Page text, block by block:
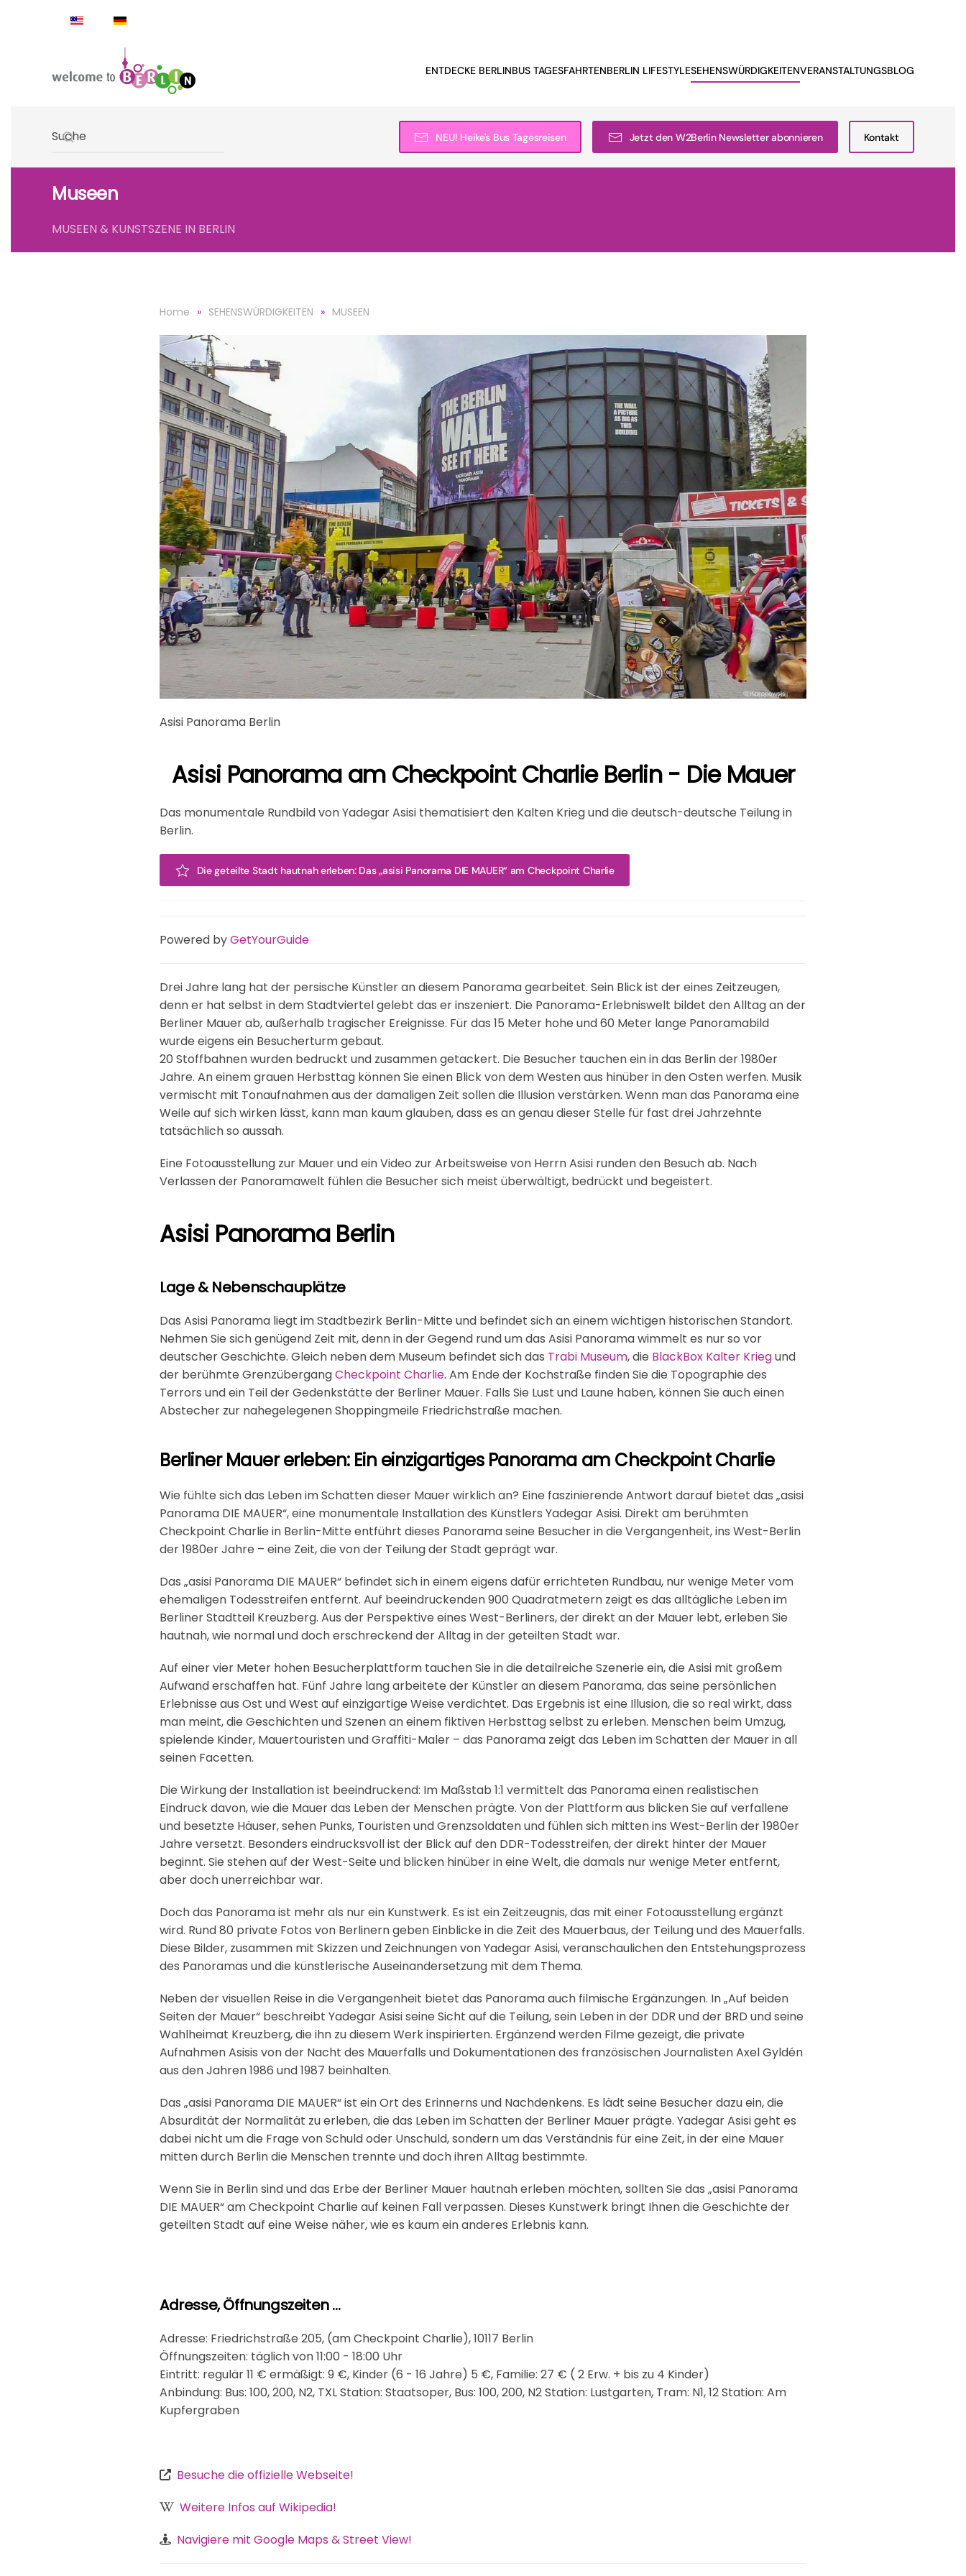
ENTDECKE BERLINBUS TAGESFAHRTENBERLIN LIFESTYLESEHENSWÜRDIGKEITENVERANSTALTUNGSBLOG
NEU! Heike's Bus Tagesreisen Jetzt den W2Berlin Newsletter abonnieren Kontakt
Museen
MUSEEN & KUNSTSZENE IN BERLIN
Home SEHENSWÜRDIGKEITEN MUSEEN
Asisi Panorama Berlin
Asisi Panorama am Checkpoint Charlie Berlin - Die Mauer
Das monumentale Rundbild von Yadegar Asisi thematisiert den Kalten Krieg und die deutsch-deutsche Teilung in
Berlin.
Die geteilte Stadt hautnah erleben: Das „asisi Panorama DIE MAUER“ am Checkpoint Charlie
Powered byGetYourGuide
Drei Jahre lang hat der persische Künstler an diesem Panorama gearbeitet. Sein Blick ist der eines Zeitzeugen,
denn er hat selbst in dem Stadtviertel gelebt das er inszeniert. Die Panorama-Erlebniswelt bildet den Alltag an der
Berliner Mauer ab, außerhalb tragischer Ereignisse. Für das 15 Meter hohe und 60 Meter lange Panoramabild
wurde eigens ein Besucherturm gebaut.
20 Stoffbahnen wurden bedruckt und zusammen getackert. Die Besucher tauchen ein in das Berlin der 1980er
Jahre. An einem grauen Herbsttag können Sie einen Blick von dem Westen aus hinüber in den Osten werfen. Musik
vermischt mit Tonaufnahmen aus der damaligen Zeit sollen die Illusion verstärken. Wenn man das Panorama eine
Weile auf sich wirken lässt, kann man kaum glauben, dass es an genau dieser Stelle für fast drei Jahrzehnte
tatsächlich so aussah.
Eine Fotoausstellung zur Mauer und ein Video zur Arbeitsweise von Herrn Asisi runden den Besuch ab. Nach
Verlassen der Panoramawelt fühlen die Besucher sich meist überwältigt, bedrückt und begeistert.
Asisi Panorama Berlin
Lage & Nebenschauplätze
Das Asisi Panorama liegt im Stadtbezirk Berlin-Mitte und befindet sich an einem wichtigen historischen Standort.
Nehmen Sie sich genügend Zeit mit, denn in der Gegend rund um das Asisi Panorama wimmelt es nur so vor
deutscher Geschichte. Gleich neben dem Museum befindet sich das Trabi Museum, die BlackBox Kalter Kriegund
der berühmte GrenzübergangCheckpoint Charlie. Am Ende der Kochstraße finden Sie die Topographie des
Terrors und ein Teil der Gedenkstätte der Berliner Mauer. Falls Sie Lust und Laune haben, können Sie auch einen
Abstecher zur nahegelegenen Shoppingmeile Friedrichstraße machen.
Berliner Mauer erleben: Ein einzigartiges Panorama am Checkpoint Charlie
Wie fühlte sich das Leben im Schatten dieser Mauer wirklich an? Eine faszinierende Antwort darauf bietet das „asisi
Panorama DIE MAUER“, eine monumentale Installation des Künstlers Yadegar Asisi. Direkt am berühmten
Checkpoint Charlie in Berlin-Mitte entführt dieses Panorama seine Besucher in die Vergangenheit, ins West-Berlin
der 1980er Jahre – eine Zeit, die von der Teilung der Stadt geprägt war.
Das „asisi Panorama DIE MAUER“ befindet sich in einem eigens dafür errichteten Rundbau, nur wenige Meter vom
ehemaligen Todesstreifen entfernt. Auf beeindruckenden 900 Quadratmetern zeigt es das alltägliche Leben im
Berliner Stadtteil Kreuzberg. Aus der Perspektive eines West-Berliners, der direkt an der Mauer lebt, erleben Sie
hautnah, wie normal und doch erschreckend der Alltag in der geteilten Stadt war.
Auf einer vier Meter hohen Besucherplattform tauchen Sie in die detailreiche Szenerie ein, die Asisi mit großem
Aufwand erschaffen hat. Fünf Jahre lang arbeitete der Künstler an diesem Panorama, das seine persönlichen
Erlebnisse aus Ost und West auf einzigartige Weise verdichtet. Das Ergebnis ist eine Illusion, die so real wirkt, dass
man meint, die Geschichten und Szenen an einem fiktiven Herbsttag selbst zu erleben. Menschen beim Umzug,
spielende Kinder, Mauertouristen und Graffiti-Maler – das Panorama zeigt das Leben im Schatten der Mauer in all
seinen Facetten.
Die Wirkung der Installation ist beeindruckend: Im Maßstab 1:1 vermittelt das Panorama einen realistischen
Eindruck davon, wie die Mauer das Leben der Menschen prägte. Von der Plattform aus blicken Sie auf verfallene
und besetzte Häuser, sehen Punks, Touristen und Grenzsoldaten und fühlen sich mitten ins West-Berlin der 1980er
Jahre versetzt. Besonders eindrucksvoll ist der Blick auf den DDR-Todesstreifen, der direkt hinter der Mauer
beginnt. Sie stehen auf der West-Seite und blicken hinüber in eine Welt, die damals nur wenige Meter entfernt,
aber doch unerreichbar war.
Doch das Panorama ist mehr als nur ein Kunstwerk. Es ist ein Zeitzeugnis, das mit einer Fotoausstellung ergänzt
wird. Rund 80 private Fotos von Berlinern geben Einblicke in die Zeit des Mauerbaus, der Teilung und des Mauerfalls.
Diese Bilder, zusammen mit Skizzen und Zeichnungen von Yadegar Asisi, veranschaulichen den Entstehungsprozess
des Panoramas und die künstlerische Auseinandersetzung mit dem Thema.
Neben der visuellen Reise in die Vergangenheit bietet das Panorama auch filmische Ergänzungen. In „Auf beiden
Seiten der Mauer“ beschreibt Yadegar Asisi seine Sicht auf die Teilung, sein Leben in der DDR und der BRD und seine
Wahlheimat Kreuzberg, die ihn zu diesem Werk inspirierten. Ergänzend werden Filme gezeigt, die private
Aufnahmen Asisis von der Nacht des Mauerfalls und Dokumentationen des französischen Journalisten Axel Gyldén
aus den Jahren 1986 und 1987 beinhalten.
Das „asisi Panorama DIE MAUER“ ist ein Ort des Erinnerns und Nachdenkens. Es lädt seine Besucher dazu ein, die
Absurdität der Normalität zu erleben, die das Leben im Schatten der Berliner Mauer prägte. Yadegar Asisi geht es
dabei nicht um die Frage von Schuld oder Unschuld, sondern um das Verständnis für eine Zeit, in der eine Mauer
mitten durch Berlin die Menschen trennte und doch ihren Alltag bestimmte.
Wenn Sie in Berlin sind und das Erbe der Berliner Mauer hautnah erleben möchten, sollten Sie das „asisi Panorama
DIE MAUER“ am Checkpoint Charlie auf keinen Fall verpassen. Dieses Kunstwerk bringt Ihnen die Geschichte der
geteilten Stadt auf eine Weise näher, wie es kaum ein anderes Erlebnis kann.
Adresse, Öffnungszeiten …
Adresse: Friedrichstraße 205, (am Checkpoint Charlie), 10117 Berlin
Öffnungszeiten: täglich von 11:00 - 18:00 Uhr
Eintritt: regulär 11 € ermäßigt: 9 €, Kinder (6 - 16 Jahre) 5 €, Familie: 27 € ( 2 Erw. + bis zu 4 Kinder)
Anbindung: Bus: 100, 200, N2, TXL Station: Staatsoper, Bus: 100, 200, N2 Station: Lustgarten, Tram: N1, 12 Station: Am
Kupfergraben
Besuche die offizielle Webseite!
Weitere Infos auf Wikipedia!
Navigiere mit Google Maps & Street View!